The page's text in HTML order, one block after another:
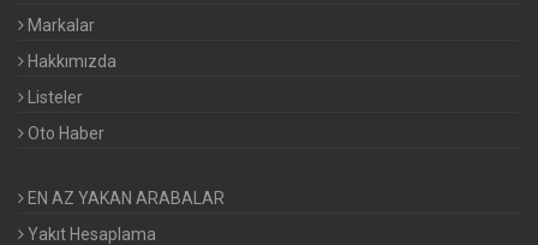
Markalar
Hakkımızda
Listeler
Oto Haber
EN AZ YAKAN ARABALAR
Yakıt Hesaplama